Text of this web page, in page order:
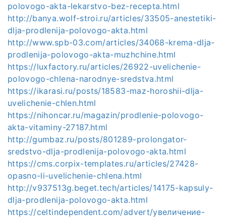
polovogo-akta-lekarstvo-bez-recepta.html
http://banya.wolf-stroi.ru/articles/33505-anestetiki-
dlja-prodlenija-polovogo-akta.html
http://www.spb-03.com/articles/34068-krema-dlja-
prodlenija-polovogo-akta-muzhchine.html
https://luxfactory.ru/articles/26922-uvelichenie-
polovogo-chlena-narodnye-sredstva.html
https://ikarasi.ru/posts/18583-maz-horoshii-dlja-
uvelichenie-chlen.html
https://nihoncar.ru/magazin/prodlenie-polovogo-
akta-vitaminy-27187.html
http://gumbaz.ru/posts/801289-prolongator-
sredstvo-dlja-prodlenija-polovogo-akta.html
https://cms.corpix-templates.ru/articles/27428-
opasno-li-uvelichenie-chlena.html
http://v937513g.beget.tech/articles/14175-kapsuly-
dlja-prodlenija-polovogo-akta.html
https://celtindependent.com/advert/увеличение-